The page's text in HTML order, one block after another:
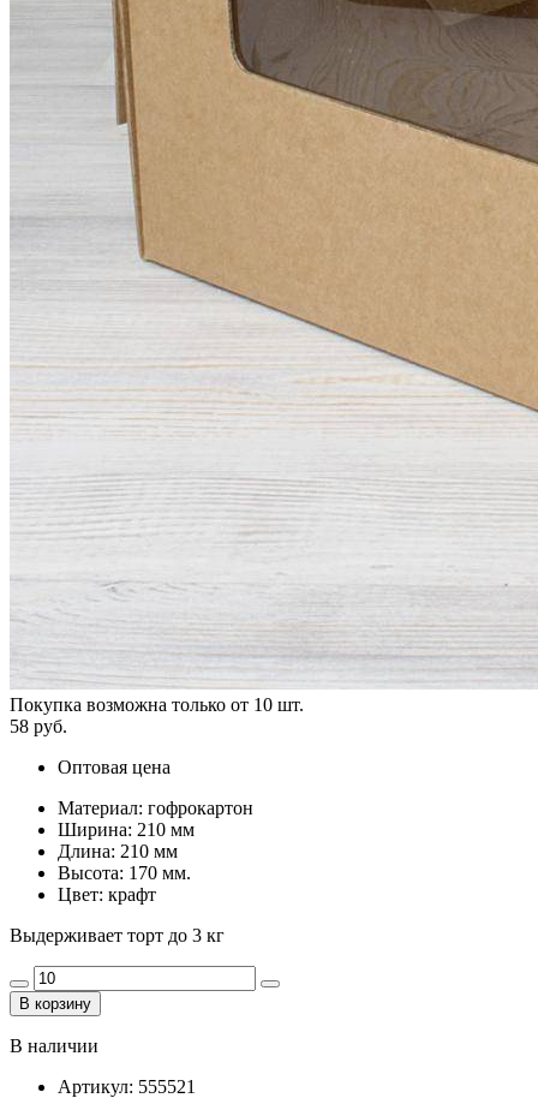
Покупка возможна только от 10 шт.
58 руб.
Оптовая цена
Материал: гофрокартон
Ширина: 210 мм
Длина: 210 мм
Высота: 170 мм.
Цвет: крафт
Выдерживает торт до 3 кг
В корзину
В наличии
Артикул: 555521